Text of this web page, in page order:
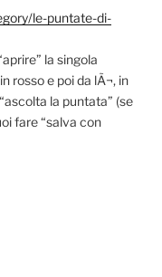
le-puntate-di-
la singola
rosso e poi da lÃ¬, in
la puntata” (se
fare “salva con